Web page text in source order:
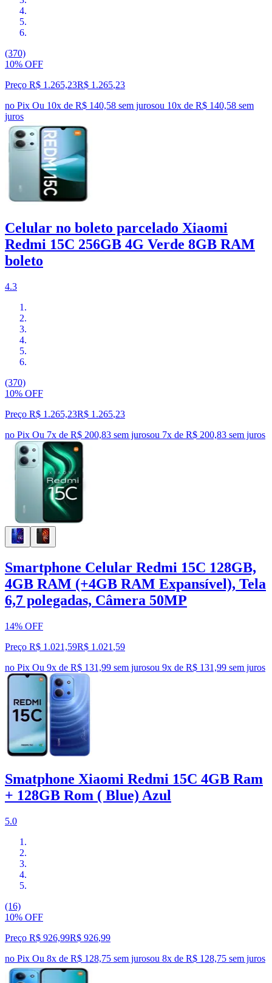
(370)
10% OFF
Preço R$ 1.265,23R$ 1.265,23
no Pix Ou 10x de R$ 140,58 sem jurosou 10x de R$ 140,58 sem
juros
Celular no boleto parcelado Xiaomi
Redmi 15C 256GB 4G Verde 8GB RAM
boleto
4.3
(370)
10% OFF
Preço R$ 1.265,23R$ 1.265,23
no Pix Ou 7x de R$ 200,83 sem jurosou 7x de R$ 200,83 sem juros
Smartphone Celular Redmi 15C 128GB,
4GB RAM (+4GB RAM Expansível), Tela
6,7 polegadas, Câmera 50MP
14% OFF
Preço R$ 1.021,59R$ 1.021 ,59
no Pix Ou 9x de R$ 131,99 sem jurosou 9x de R$ 131,99 sem juros
Smatphone Xiaomi Redmi 15C 4GB Ram
+ 128GB Rom ( Blue) Azul
5.0
(16)
10% OFF
Preço R$ 926,99R$ 926,99
no Pix Ou 8x de R$ 128,75 sem jurosou 8x de R$ 128,75 sem juros